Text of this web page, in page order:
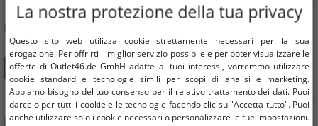
PUOI TROVARCI ANCHE SU
INFORMAZIONE
La nostra protezione della tua privacy
Questo sito web utilizza cookie strettamente necessari per la sua
erogazione. Per offrirti il ​​miglior servizio possibile e per poter visualizzare le
offerte di Outlet46.de GmbH adatte ai tuoi interessi, vorremmo utilizzare
cookie standard e tecnologie simili per scopi di analisi e marketing.
Abbiamo bisogno del tuo consenso per il relativo trattamento dei dati. Puoi
darcelo per tutti i cookie e le tecnologie facendo clic su "Accetta tutto". Puoi
anche utilizzare solo i cookie necessari o personalizzare le tue impostazioni.